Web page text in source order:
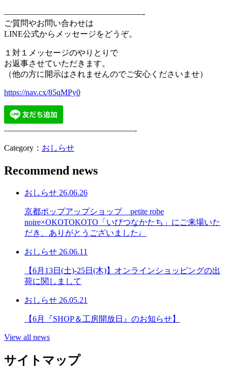
—————————————————-
ご質問やお問い合わせは
LINE公式からメッセージをどうぞ。
１対１メッセージのやりとりで
お返事させていただきます。
（他の方に開示はされませんのでご安心くださいませ）
https://nav.cx/85qMPy0
————————————————-
Category： おしらせ
Recommend news
おしらせ 26.06.26
京都ポップアップショップ petite robe
noire×OKOTOKOTO「いびつなかたち」にご来場いた
だき、ありがとうございました♩
おしらせ 26.06.11
【6月13日(土)-25日(木)】オンラインショッピングの出
荷に関しまして
おしらせ 26.05.21
【6月『SHOP＆工房開放日』のお知らせ】
View all news
サイトマップ